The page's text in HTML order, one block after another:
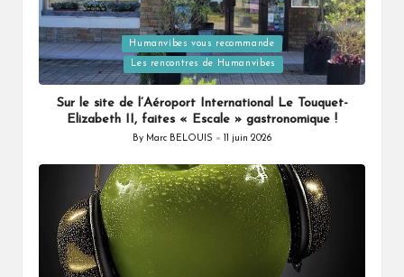
Posted
in
Humanvibes vous recommande
Les rencontres de Humanvibes
Sur le site de l’Aéroport International Le Touquet-
Elizabeth II, faites « Escale » gastronomique !
Posted
By Marc BELOUIS 11 juin 2026